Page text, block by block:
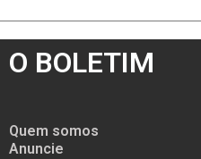
O BOLETIM
Quem somos
Anuncie